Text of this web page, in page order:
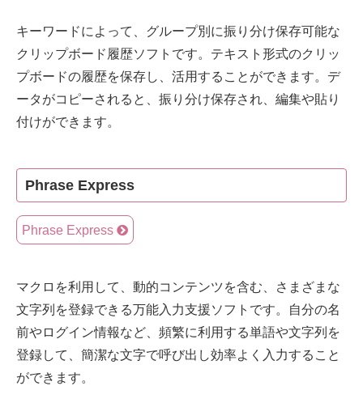
キーワードによって、グループ別に振り分け保存可能な
クリップボード履歴ソフトです。テキスト形式のクリッ
プボードの履歴を保存し、活用することができます。デ
ータがコピーされると、振り分け保存され、編集や貼り
付けができます。
Phrase Express
Phrase Express
マクロを利用して、動的コンテンツを含む、さまざまな
文字列を登録できる万能入力支援ソフトです。自分の名
前やログイン情報など、頻繁に利用する単語や文字列を
登録して、簡潔な文字で呼び出し効率よく入力すること
ができます。